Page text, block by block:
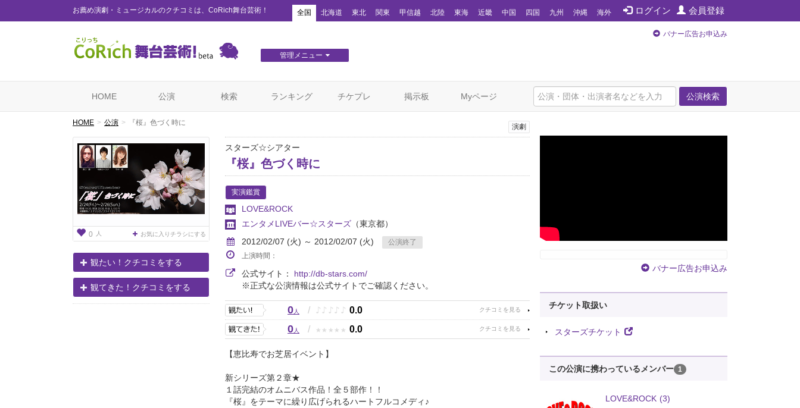
お薦め演劇・ミュージカルのクチコミは、CoRich舞台芸術！ ログイン 会員登録
全国 北海道 東北 関東 甲信越 北陸 東海 近畿 中国 四国 九州 沖縄 海外
管理メニュー
バナー広告お申込み
公演検索
HOME 公演 検索 ランキング チケプレ 掲示板 Myページ
HOME 公演 『桜』色づく時に
0 人 お気に入りチラシにする
観たい！クチコミをする
観てきた！クチコミをする
演劇
スターズ☆シアター
『桜』色づく時に
実演鑑賞
LOVE&ROCK
エンタメLIVEバー☆スターズ （東京都）
2012/02/07 (火) ～ 2012/02/07 (火)
公演終了
上演時間：
公式サイト： http://db-stars.com/
※正式な公演情報は公式サイトでご確認ください。
0人 / ♪ ♪ ♪ ♪ ♪ 0.0
0人 / ★ ★ ★ ★ ★ 0.0
【恵比寿でお芝居イベント】
新シリーズ第２章★
１話完結のオムニバス作品！全５部作！！
『桜』をテーマに繰り広げられるハートフルコメディ♪
バナー広告お申込み
チケット取扱い
スターズチケット
この公演に携わっているメンバー 1
LOVE&ROCK (3)